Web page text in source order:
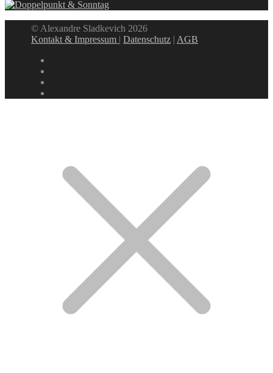
© Alexandre Sladkevich 2026
Kontakt & Impressum |Datenschutz | AGB